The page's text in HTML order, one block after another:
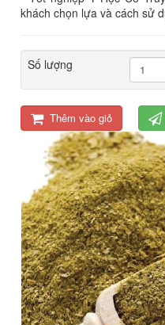
khách chọn lựa và cách sử
Số lượng
Thêm vào giỏ